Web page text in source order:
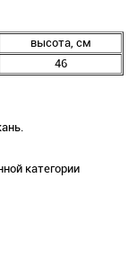
высота, см
46
категории